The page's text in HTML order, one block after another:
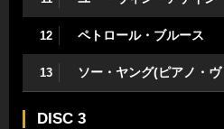
12 ペトロール・ブルース
13 ソー・ヤング(ピアノ・
DISC 3